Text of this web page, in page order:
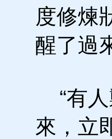
度修煉
醒了過
“有人
來，立